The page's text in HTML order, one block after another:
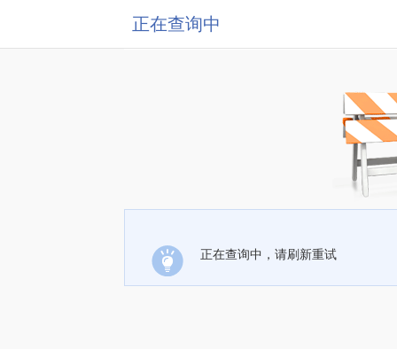
正在查询中
正在查询中，请刷新重试